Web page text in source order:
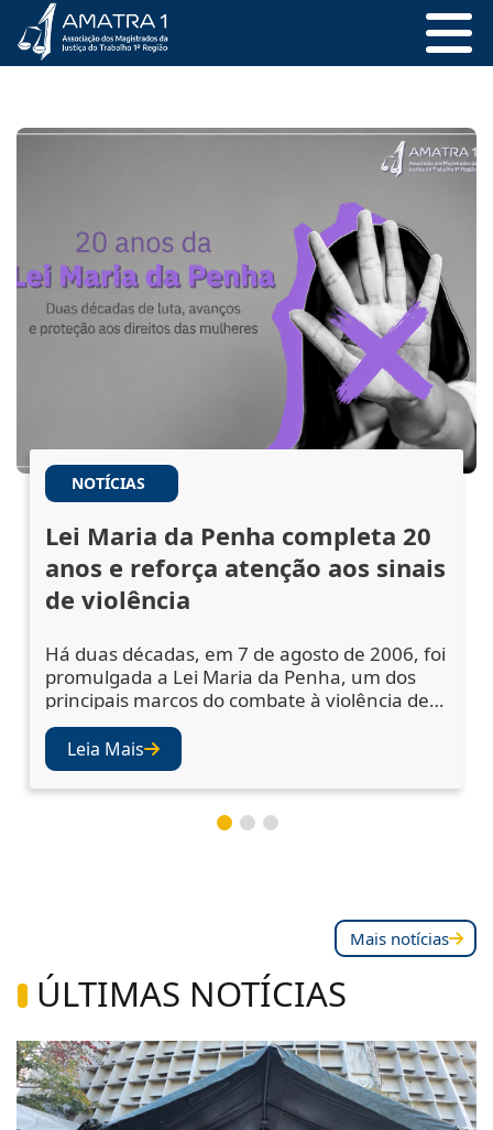
NOTÍCIAS
Lei Maria da Penha completa 20
anos e reforça atenção aos sinais
de violência
Há duas décadas, em 7 de agosto de 2006, foi
promulgada a Lei Maria da Penha, um dos
principais marcos do combate à violência de
gênero no Brasil. A legislação ampliou os
mecanismos de prevenção, acolhimento das
vítimas e punição dos agressores, mas
também abriu os olhos da sociedade e das
instituições para a importância de se atentar
aos sinais de violência. Juízes e desembargad
Leia Mais
Mais notícias
ÚLTIMAS NOTÍCIAS